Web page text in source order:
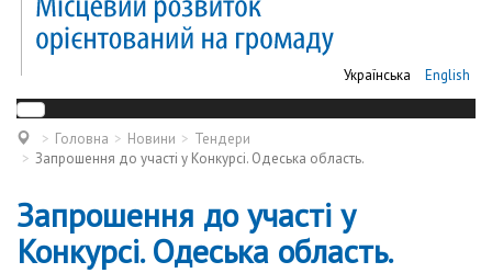
Українська English
Головна Новини
Тендери
Запрошення до участі у Конкурсі. Одеська область.
Запрошення до участі у
Конкурсі. Одеська область.